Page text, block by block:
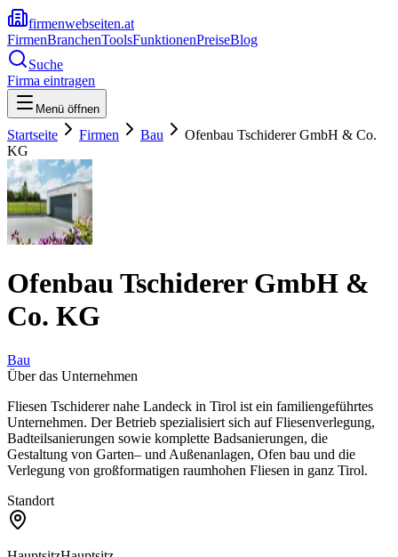
firmenwebseiten.at
FirmenBranchenToolsFunktionenPreiseBlog
Suche
Firma eintragen
Menü öffnen
Startseite Firmen Bau
Ofenbau Tschiderer GmbH & Co.
KG
Ofenbau Tschiderer GmbH &
Co. KG
Bau
Über das Unternehmen
Fliesen Tschiderer nahe Landeck in Tirol ist ein familiengeführtes
Unternehmen. Der Betrieb spezialisiert sich auf Fliesenverlegung,
Badteilsanierungen sowie komplette Badsanierungen, die
Gestaltung von Garten– und Außenanlagen, Ofen bau und die
Verlegung von großformatigen raumhohen Fliesen in ganz Tirol.
Standort